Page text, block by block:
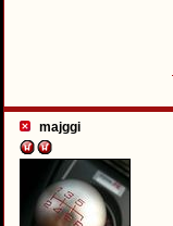
majggi